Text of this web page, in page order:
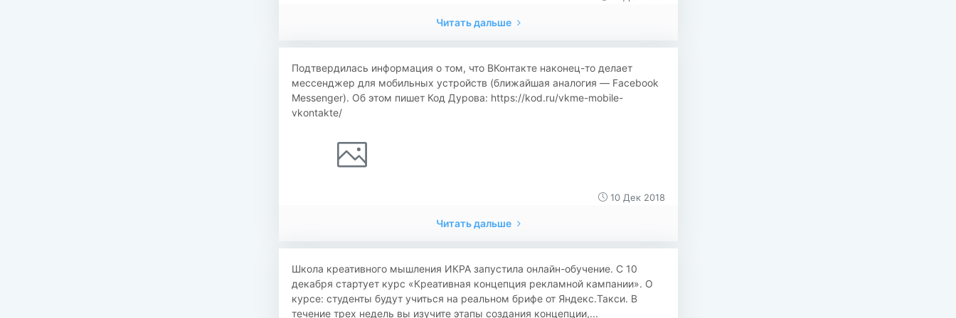
Читать дальше
Подтвердилась информация о том, что ВКонтакте наконец-то делает
мессенджер для мобильных устройств (ближайшая аналогия — Facebook
Messenger). Об этом пишет Код Дурова: https://kod.ru/vkme-mobile-
vkontakte/
10 Дек 2018
Читать дальше
Школа креативного мышления ИКРА запустила онлайн-обучение. С 10
декабря стартует курс «Креативная концепция рекламной кампании». О
курсе: студенты будут учиться на реальном брифе от Яндекс.Такси. В
течение трех недель вы изучите этапы создания концепции,...